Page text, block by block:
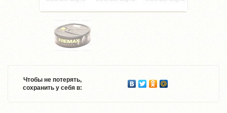
Чтобы не потерять,
сохранить у себя в: